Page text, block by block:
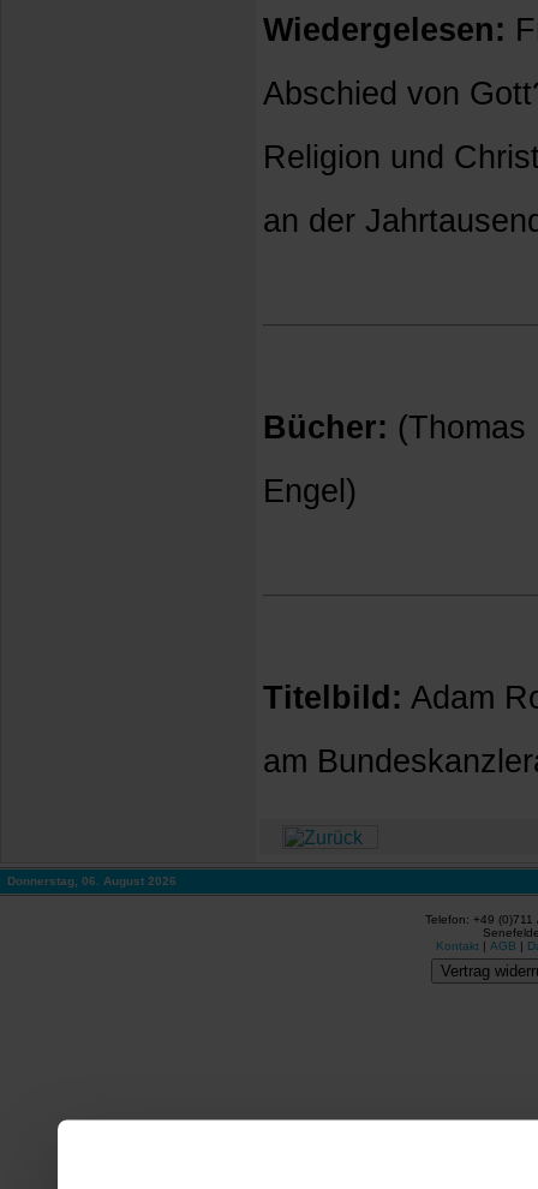
Wiedergelesen:
Abschied von
Religion und
an der
Bücher: (Thomas
Engel)
Titelbild: Adam
am
Donnerstag, 06. August 2026
Telefon: +49
Kontakt | AGB |
Vertrag